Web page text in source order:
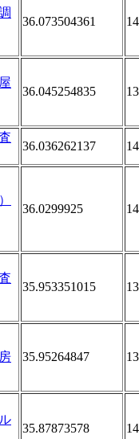
36.073504361
36.045254835
36.036262137
36.0299925
35.953351015
35.95264847
35.87873578